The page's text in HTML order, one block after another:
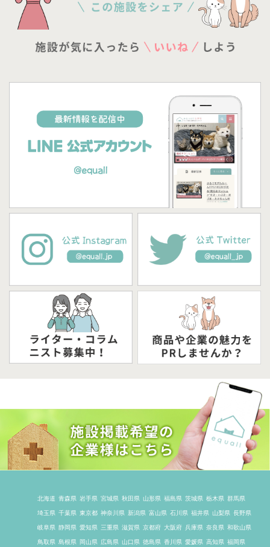
北海道 青森県 岩手県 宮城県 秋田県 山形県 福島県 茨城県 栃木県 群馬県
埼玉県 千葉県 東京都 神奈川県 新潟県 富山県 石川県 福井県 山梨県 長野県
岐阜県 静岡県 愛知県 三重県 滋賀県 京都府 大阪府 兵庫県 奈良県 和歌山県
鳥取県 島根県 岡山県 広島県 山口県 徳島県 香川県 愛媛県 高知県 福岡県